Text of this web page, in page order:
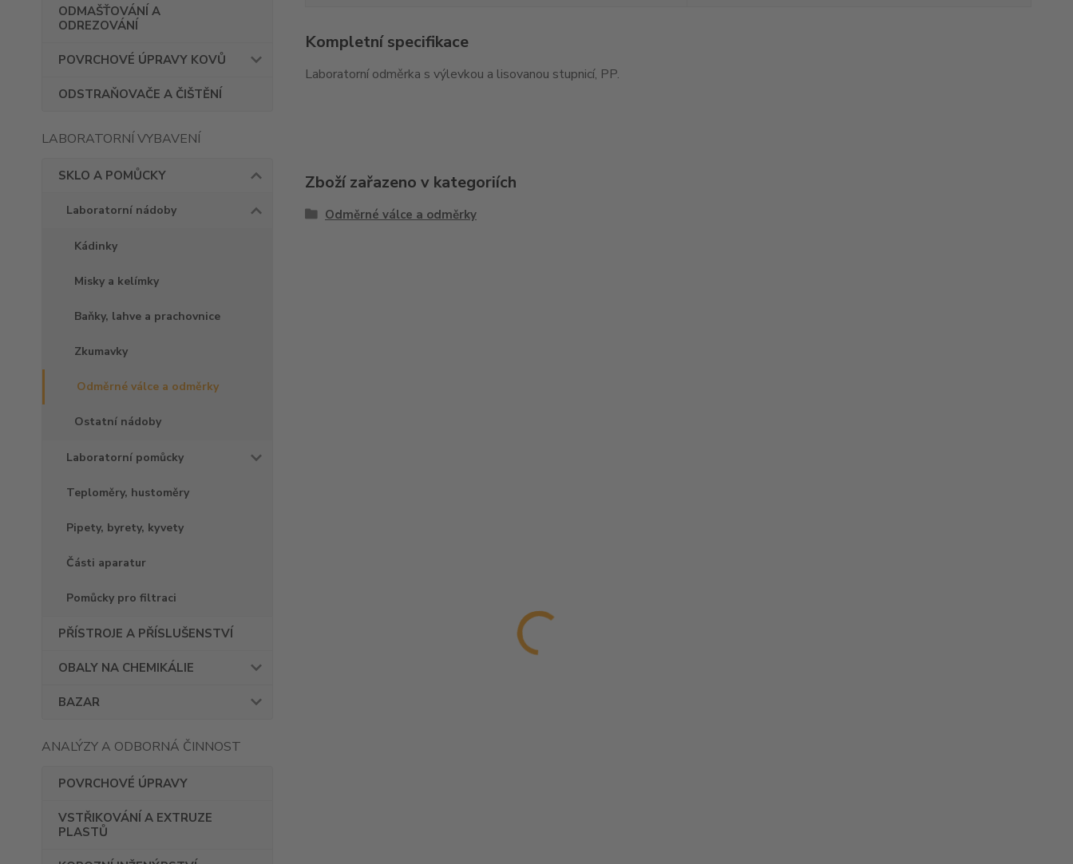
ODMAŠŤOVÁNÍ A
ODREZOVÁNÍ
POVRCHOVÉ ÚPRAVY KOVŮ
ODSTRAŇOVAČE A ČIŠTĚNÍ
LABORATORNÍ VYBAVENÍ
SKLO A POMŮCKY
Laboratorní nádoby
Kádinky
Misky a kelímky
Baňky, lahve a prachovnice
Zkumavky
Odměrné válce a odměrky
Ostatní nádoby
Laboratorní pomůcky
Teploměry, hustoměry
Pipety, byrety, kyvety
Části aparatur
Pomůcky pro filtraci
PŘÍSTROJE A PŘÍSLUŠENSTVÍ
OBALY NA CHEMIKÁLIE
BAZAR
ANALÝZY A ODBORNÁ ČINNOST
POVRCHOVÉ ÚPRAVY
VSTŘIKOVÁNÍ A EXTRUZE
PLASTŮ
Kompletní specifikace
Laboratorní odměrka s výlevkou a lisovanou stupnicí, PP.
Zboží zařazeno v kategoriích
Odměrné válce a odměrky